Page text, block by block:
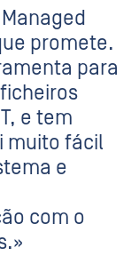
promete.
para
e tem
muito fácil
e
com o